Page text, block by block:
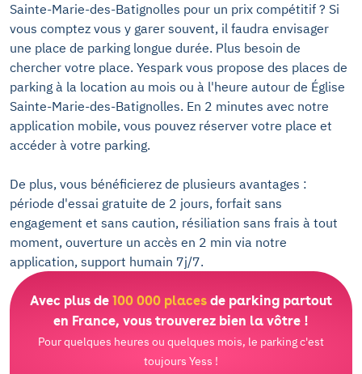
Sainte-Marie-des-Batignolles pour un prix compétitif ? Si
vous comptez vous y garer souvent, il faudra envisager
une place de parking longue durée. Plus besoin de
chercher votre place. Yespark vous propose des places de
parking à la location au mois ou à l'heure autour de Église
Sainte-Marie-des-Batignolles. En 2 minutes avec notre
application mobile, vous pouvez réserver votre place et
accéder à votre parking.
De plus, vous bénéficierez de plusieurs avantages :
période d'essai gratuite de 2 jours, forfait sans
engagement et sans caution, résiliation sans frais à tout
moment, ouverture un accès en 2 min via notre
application, support humain 7j/7.
Avec plus de 100 000 places de parking partout
en France, vous trouverez bien la vôtre !
Pour quelques heures ou quelques mois, le parking c'est
toujours Yess !